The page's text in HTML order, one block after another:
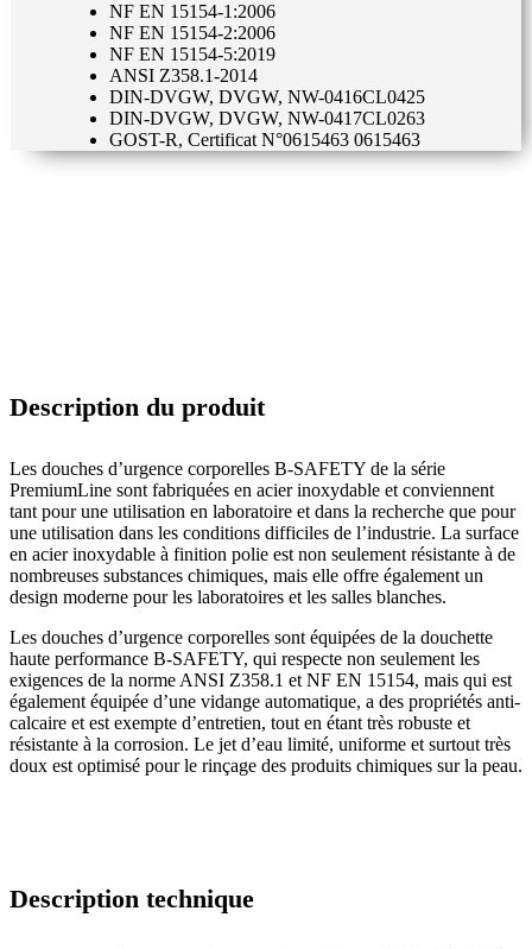
NF EN 15154-1:2006
NF EN 15154-2:2006
NF EN 15154-5:2019
ANSI Z358.1-2014
DIN-DVGW, DVGW, NW-0416CL0425
DIN-DVGW, DVGW, NW-0417CL0263
GOST-R, Certificat N°0615463 0615463
Description du produit
Les douches d’urgence corporelles B-SAFETY de la série
PremiumLine sont fabriquées en acier inoxydable et conviennent
tant pour une utilisation en laboratoire et dans la recherche que pour
une utilisation dans les conditions difficiles de l’industrie. La surface
en acier inoxydable à finition polie est non seulement résistante à de
nombreuses substances chimiques, mais elle offre également un
design moderne pour les laboratoires et les salles blanches.
Les douches d’urgence corporelles sont équipées de la douchette
haute performance B-SAFETY, qui respecte non seulement les
exigences de la norme ANSI Z358.1 et NF EN 15154, mais qui est
également équipée d’une vidange automatique, a des propriétés anti-
calcaire et est exempte d’entretien, tout en étant très robuste et
résistante à la corrosion. Le jet d’eau limité, uniforme et surtout très
doux est optimisé pour le rinçage des produits chimiques sur la peau.
Description technique